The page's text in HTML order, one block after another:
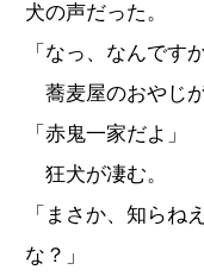
犬の声だった。
「なっ、なんです
蕎麦屋のおやじ
「赤鬼一家だよ」
狂犬が凄む。
「まさか、知らね
な？」